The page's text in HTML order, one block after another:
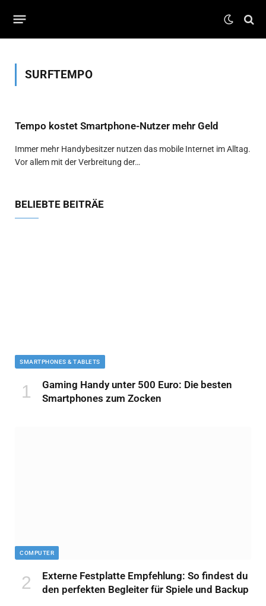
SURFTEMPO
Tempo kostet Smartphone-Nutzer mehr Geld
Immer mehr Handybesitzer nutzen das mobile Internet im Alltag.
Vor allem mit der Verbreitung der…
BELIEBTE BEITRÄE
SMARTPHONES & TABLETS
Gaming Handy unter 500 Euro: Die besten
Smartphones zum Zocken
COMPUTER
Externe Festplatte Empfehlung: So findest du
den perfekten Begleiter für Spiele und Backup